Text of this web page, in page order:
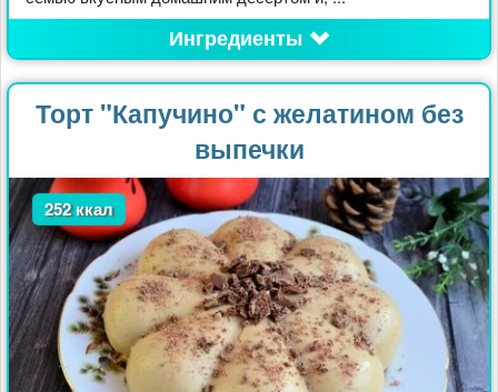
Ингредиенты
Торт "Капучино" с желатином без
выпечки
252 ккал